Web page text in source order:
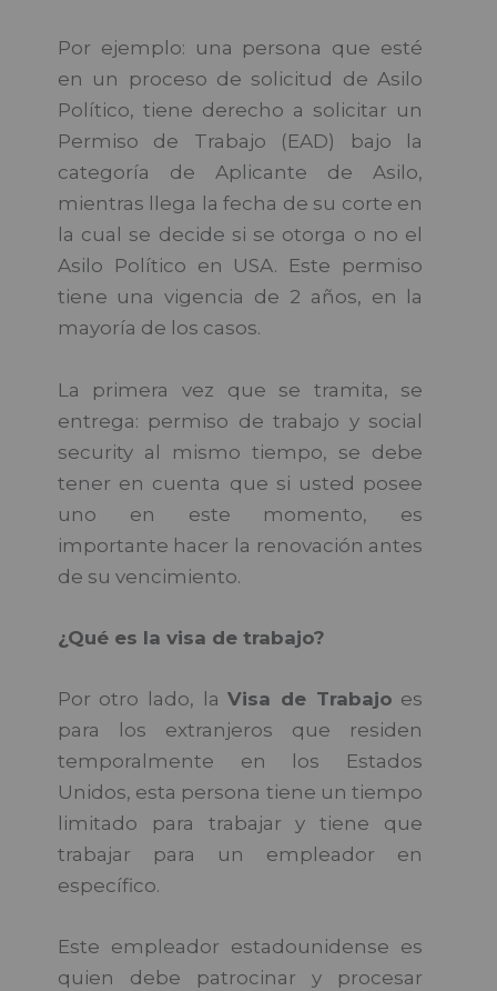
Por ejemplo: una persona que esté
en un proceso de solicitud de Asilo
Político, tiene derecho a solicitar un
Permiso de Trabajo (EAD) bajo la
categoría de Aplicante de Asilo,
mientras llega la fecha de su corte en
la cual se decide si se otorga o no el
Asilo Político en USA. Este permiso
tiene una vigencia de 2 años, en la
mayoría de los casos.
La primera vez que se tramita, se
entrega: permiso de trabajo y social
security al mismo tiempo, se debe
tener en cuenta que si usted posee
uno en este momento, es
importante hacer la renovación antes
de su vencimiento.
¿Qué es la visa de trabajo?
Por otro lado, laVisa de Trabajo es
para los extranjeros que residen
temporalmente en los Estados
Unidos, esta persona tiene un tiempo
limitado para trabajar y tiene que
trabajar para un empleador en
específico.
Este empleador estadounidense es
quien debe patrocinar y procesar